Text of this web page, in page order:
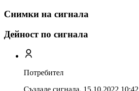
Снимки на сигнала
Дейност по сигнала
Потребител